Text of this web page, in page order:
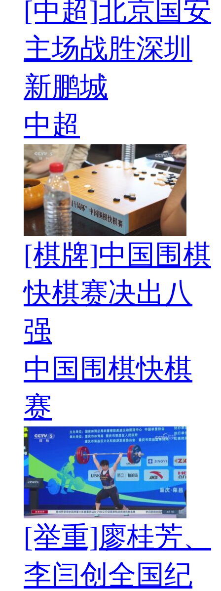
[中超]北京国安
主场战胜深圳
新鹏城
中超
[棋牌]中国围棋
快棋赛决出八
强
中国围棋快棋
赛
[举重]廖桂芳、
李闫创全国纪